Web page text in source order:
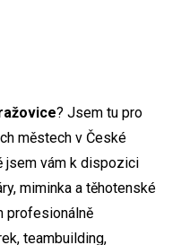
? Jsem tu pro
městech v České
jsem vám k dispozici
miminka a těhotenské
profesionálně
teambuilding,